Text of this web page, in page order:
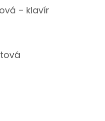
– klavír